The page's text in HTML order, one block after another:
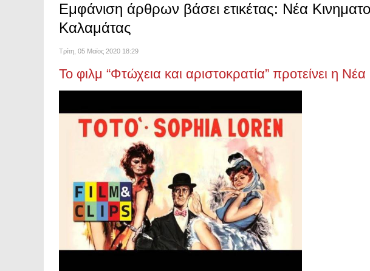
Εμφάνιση άρθρων βάσει ετικέτας: Νέα
Καλαμάτας
Τρίτη, 05 Μαϊος 2020 18:29
Το φιλμ “Φτώχεια και αριστοκρατία” προτείνει η